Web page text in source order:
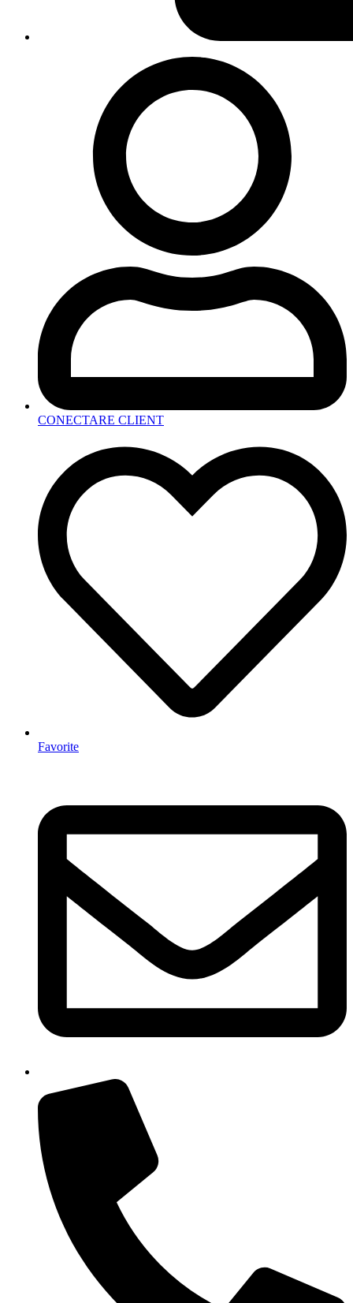
CONECTARE CLIENT
Favorite